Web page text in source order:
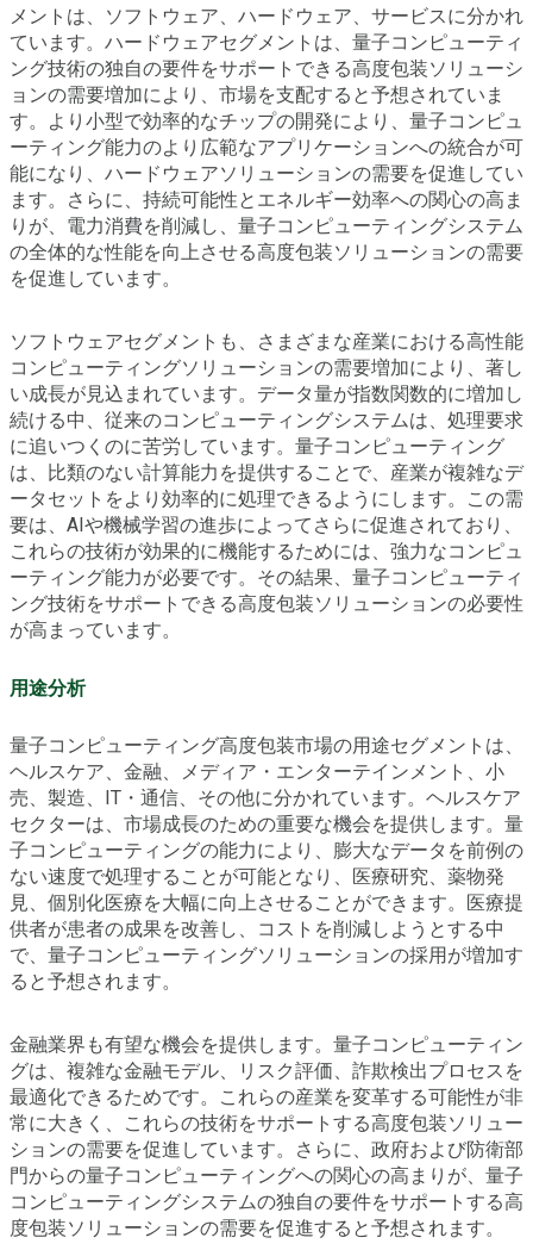
メントは、ソフトウェア、ハードウェア、サービスに分かれ
ています。ハードウェアセグメントは、量子コンピューティ
ング技術の独自の要件をサポートできる高度包装ソリューシ
ョンの需要増加により、市場を支配すると予想されていま
す。より小型で効率的なチップの開発により、量子コンピュ
ーティング能力のより広範なアプリケーションへの統合が可
能になり、ハードウェアソリューションの需要を促進してい
ます。さらに、持続可能性とエネルギー効率への関心の高ま
りが、電力消費を削減し、量子コンピューティングシステム
の全体的な性能を向上させる高度包装ソリューションの需要
を促進しています。
ソフトウェアセグメントも、さまざまな産業における高性能
コンピューティングソリューションの需要増加により、著し
い成長が見込まれています。データ量が指数関数的に増加し
続ける中、従来のコンピューティングシステムは、処理要求
に追いつくのに苦労しています。量子コンピューティング
は、比類のない計算能力を提供することで、産業が複雑なデ
ータセットをより効率的に処理できるようにします。この需
要は、AIや機械学習の進歩によってさらに促進されており、
これらの技術が効果的に機能するためには、強力なコンピュ
ーティング能力が必要です。その結果、量子コンピューティ
ング技術をサポートできる高度包装ソリューションの必要性
が高まっています。
用途分析
量子コンピューティング高度包装市場の用途セグメントは、
ヘルスケア、金融、メディア・エンターテインメント、小
売、製造、IT・通信、その他に分かれています。ヘルスケア
セクターは、市場成長のための重要な機会を提供します。量
子コンピューティングの能力により、膨大なデータを前例の
ない速度で処理することが可能となり、医療研究、薬物発
見、個別化医療を大幅に向上させることができます。医療提
供者が患者の成果を改善し、コストを削減しようとする中
で、量子コンピューティングソリューションの採用が増加す
ると予想されます。
金融業界も有望な機会を提供します。量子コンピューティン
グは、複雑な金融モデル、リスク評価、詐欺検出プロセスを
最適化できるためです。これらの産業を変革する可能性が非
常に大きく、これらの技術をサポートする高度包装ソリュー
ションの需要を促進しています。さらに、政府および防衛部
門からの量子コンピューティングへの関心の高まりが、量子
コンピューティングシステムの独自の要件をサポートする高
度包装ソリューションの需要を促進すると予想されます。